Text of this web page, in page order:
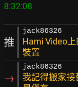
推
jack86326
Hami Video
裝置
→
jack86326
我記得搬家